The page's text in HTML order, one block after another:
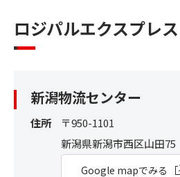
ロジパルエクスプレス
新潟物流センター
住所
〒950-1101
新潟県新潟市⻄区山田75
Google mapでみる